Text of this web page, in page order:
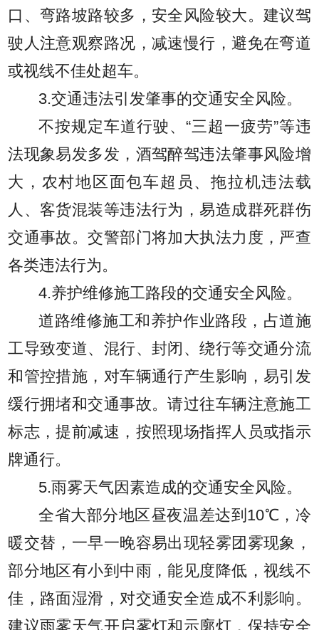
口、弯路坡路较多，安全风险较大。建议驾
驶人注意观察路况，减速慢行，避免在弯道
或视线不佳处超车。
3.交通违法引发肇事的交通安全风险。
不按规定车道行驶、“三超一疲劳”等违
法现象易发多发，酒驾醉驾违法肇事风险增
大，农村地区面包车超员、拖拉机违法载
人、客货混装等违法行为，易造成群死群伤
交通事故。交警部门将加大执法力度，严查
各类违法行为。
4.养护维修施工路段的交通安全风险。
道路维修施工和养护作业路段，占道施
工导致变道、混行、封闭、绕行等交通分流
和管控措施，对车辆通行产生影响，易引发
缓行拥堵和交通事故。请过往车辆注意施工
标志，提前减速，按照现场指挥人员或指示
牌通行。
5.雨雾天气因素造成的交通安全风险。
全省大部分地区昼夜温差达到10℃，冷
暖交替，一早一晚容易出现轻雾团雾现象，
部分地区有小到中雨，能见度降低，视线不
佳，路面湿滑，对交通安全造成不利影响。
建议雨雾天气开启雾灯和示廓灯，保持安全